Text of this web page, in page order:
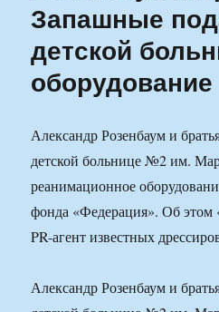
Запашные
детской
оборудование
Александр Розенбаум и
детской больнице №2 им.
реанимационное
фонда «Федерация». Об
PR-агент известных
Александр Розенбаум и